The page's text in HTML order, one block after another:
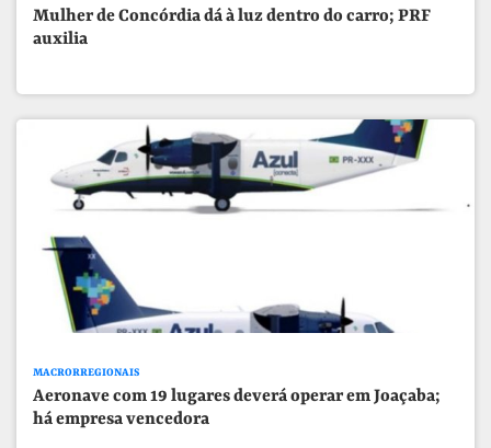
Mulher de Concórdia dá à luz dentro do carro; PRF
auxilia
MACRORREGIONAIS
Aeronave com 19 lugares deverá operar em Joaçaba;
há empresa vencedora